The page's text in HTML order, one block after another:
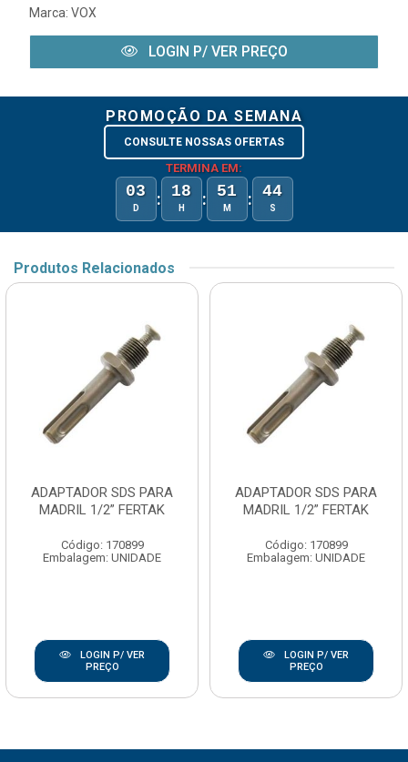
Marca: VOX
LOGIN P/ VER PREÇO
PROMOÇÃO DA SEMANA
CONSULTE NOSSAS OFERTAS
TERMINA EM:
03
D : 18
H : 51
M : 44
S
Produtos Relacionados
ADAPTADOR SDS PARA
MADRIL 1/2” FERTAK
Código: 170899
Embalagem: UNIDADE
LOGIN P/ VER
PREÇO
ADAPTADOR SDS PARA
MADRIL 1/2” FERTAK
Código: 170899
Embalagem: UNIDADE
LOGIN P/ VER
PREÇO